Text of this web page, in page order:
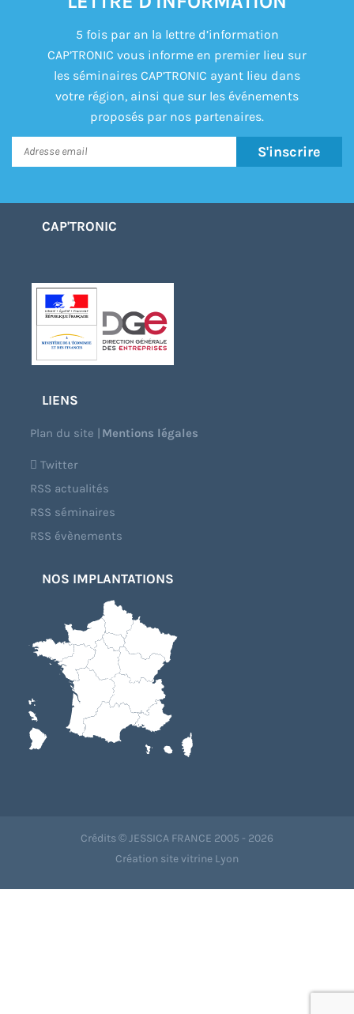
5 fois par an la lettre d’information
CAP’TRONIC vous informe en premier lieu sur
les séminaires CAP’TRONIC ayant lieu dans
votre région, ainsi que sur les événements
proposés par nos partenaires.
S'inscrire
CAP'TRONIC
LIENS
Plan du site |Mentions légales
Twitter
RSS actualités
RSS séminaires
RSS évènements
NOS IMPLANTATIONS
Crédits © JESSICA FRANCE 2005 - 2026
Création site vitrine Lyon